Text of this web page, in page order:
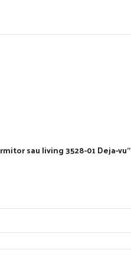
sau living 3528-01 Deja-vu”